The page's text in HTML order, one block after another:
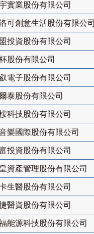
實業股份有限公司
可創意生活股份有限公司
投資股份有限公司
股份有限公司
電子股份有限公司
泰股份有限公司
科技股份有限公司
樂國際股份有限公司
投資股份有限公司
資產管理股份有限公司
生醫股份有限公司
醫資股份有限公司
能源科技股份有限公司